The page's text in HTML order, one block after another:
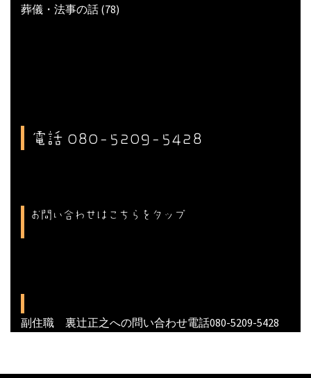
葬儀・法事の話 (78)
電話 080-5209-5428
お問い合わせはこちらをタップ
副住職 裏辻正之への問い合わせ電話080-5209-5428